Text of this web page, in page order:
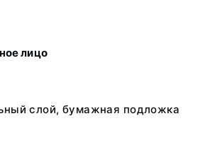
лицо
слой, бумажная подложка